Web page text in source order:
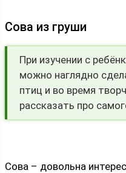
Сова из груши
При изучении с
можно наглядно
птиц и во время
рассказать про
Сова – довольна